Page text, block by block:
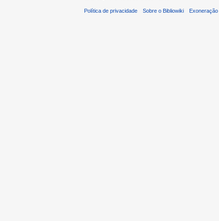
Política de privacidade Sobre o Bibliowiki